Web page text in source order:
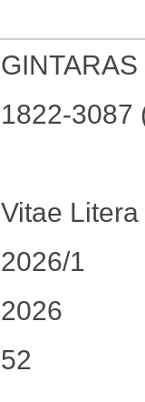
1822-3087
Vitae
2026/1
2026
52